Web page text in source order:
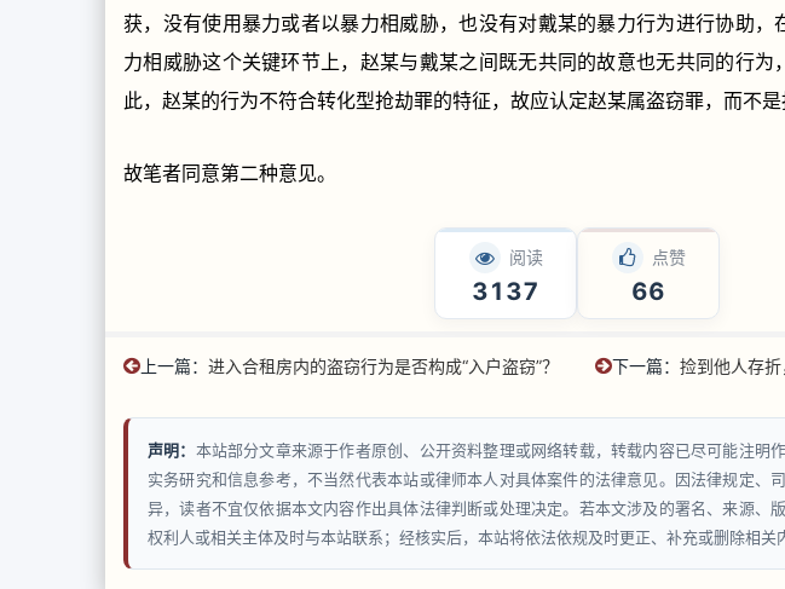
获，没有使用暴力或者以暴力相威胁，也没有对戴某的暴力行为进行协助，
力相威胁这个关键环节上，赵某与戴某之间既无共同的故意也无共同的行为
此，赵某的行为不符合转化型抢劫罪的特征，故应认定赵某属盗窃罪，而不是
故笔者同意第二种意见。
阅读
3137
点赞
66
上一篇： 进入合租房内的盗窃行为是否构成“入户盗窃”？ 下一篇： 捡到他人存折，
声明： 本站部分文章来源于作者原创、公开资料整理或网络转载，转载内容已尽可能注明
实务研究和信息参考，不当然代表本站或律师本人对具体案件的法律意见。因法律规定、
异，读者不宜仅依据本文内容作出具体法律判断或处理决定。若本文涉及的署名、来源、
权利人或相关主体及时与本站联系；经核实后，本站将依法依规及时更正、补充或删除相关